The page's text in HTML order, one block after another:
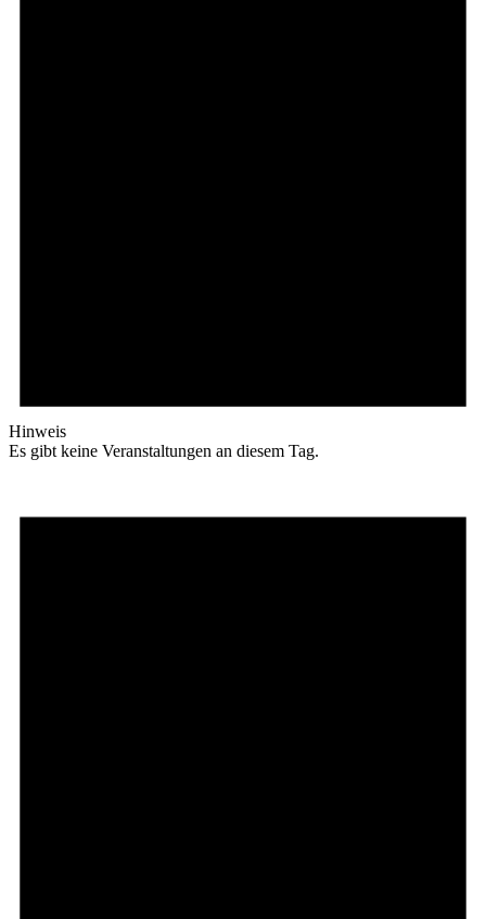
Hinweis
Es gibt keine Veranstaltungen an diesem Tag.